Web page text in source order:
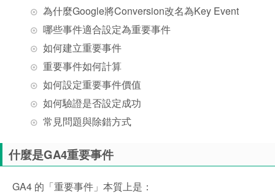
為什麼Google將Conversion改名為Key Event
哪些事件適合設定為重要事件
如何建立重要事件
重要事件如何計算
如何設定重要事件價值
如何驗證是否設定成功
常見問題與除錯方式
什麼是GA4重要事件
GA4 的「重要事件」本質上是：